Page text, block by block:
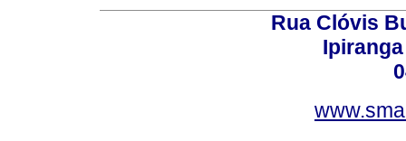
Rua Clóvis